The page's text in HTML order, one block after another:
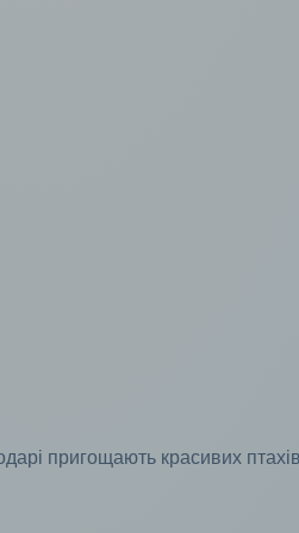
пригощають красивих